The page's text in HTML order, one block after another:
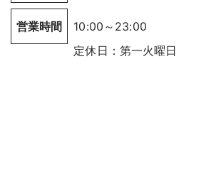
営業時間
10:00～23:00
定休日：第一火曜日